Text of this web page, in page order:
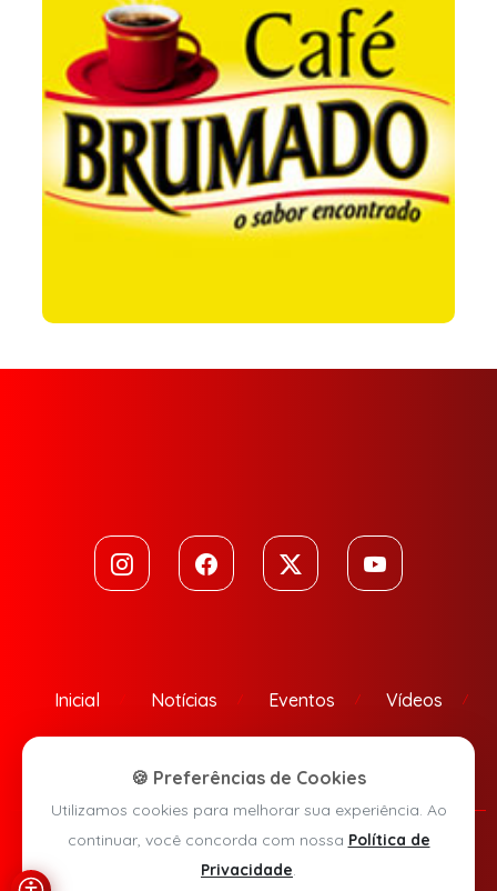
Inicial Notícias Eventos Vídeos
Política de Privacidade
🍪 Preferências de Cookies
Utilizamos cookies para melhorar sua experiência. Ao
continuar, você concorda com nossa Política de
Privacidade.